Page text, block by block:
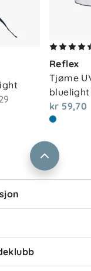
Reflex
Tjøme
bluelight
kr 59,70